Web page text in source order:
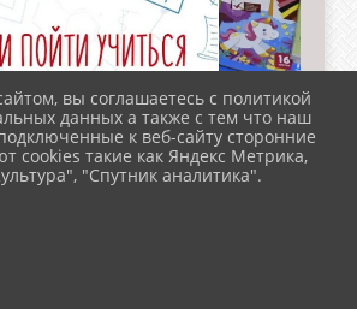
вы соглашаетесь с политикой
данных а также с тем что наш
к веб-сайту сторонние
cookies такие как Яндекс Метрика,
"Спутник аналитика".